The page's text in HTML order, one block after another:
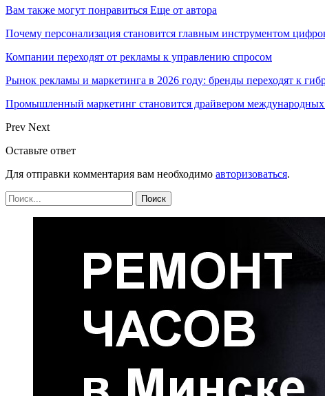
Вам также могут понравиться Еще от автора
Почему персонализация становится главным инструментом
Компании переходят от рекламы к управлению спросом
Рынок рекламы и маркетинга в 2026 году: бренды переходят к
Промышленный маркетинг становится драйвером
Prev Next
Оставьте ответ
Для отправки комментария вам необходимо авторизоваться.